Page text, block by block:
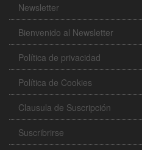
Newsletter
Bienvenido al Newsletter
Política de privacidad
Política de Cookies
Clausula de Suscripción
Suscribrirse